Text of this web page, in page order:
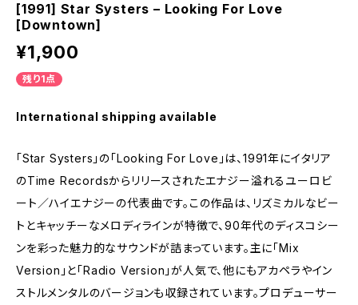
[1991] Star Systers – Looking For Love
[Downtown]
¥1,900
残り1点
International shipping available
「Star Systers」の「Looking For Love」は、1991年にイタリア
のTime Recordsからリリースされたエナジー溢れるユーロビ
ート／ハイエナジーの代表曲です。この作品は、リズミカルなビー
トとキャッチーなメロディラインが特徴で、90年代のディスコシー
ンを彩った魅力的なサウンドが詰まっています。主に「Mix
Version」と「Radio Version」が人気で、他にもアカペラやイン
ストルメンタルのバージョンも収録されています。プロデューサー